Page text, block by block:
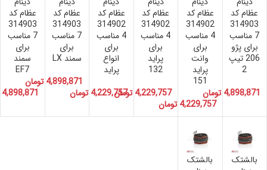
عظام کد
314903
7 مناسب
برای پژو
206 تیپ
2
4,898,871 تومان
عظام کد
314902
4 مناسب
برای
وانت
پراید
151
4,229,757 تومان
عظام کد
314902
4 مناسب
برای
پراید
132
4,229,757 تومان
عظام کد
314902
4 مناسب
برای
انواع
پراید
4,229,757 تومان
عظام کد
314903
7 مناسب
برای
سمند LX
4,898,871 تومان
عظام کد
314903
7 مناسب
برای
سمند
EF7
4,898,871
بالشتک
بالشتک